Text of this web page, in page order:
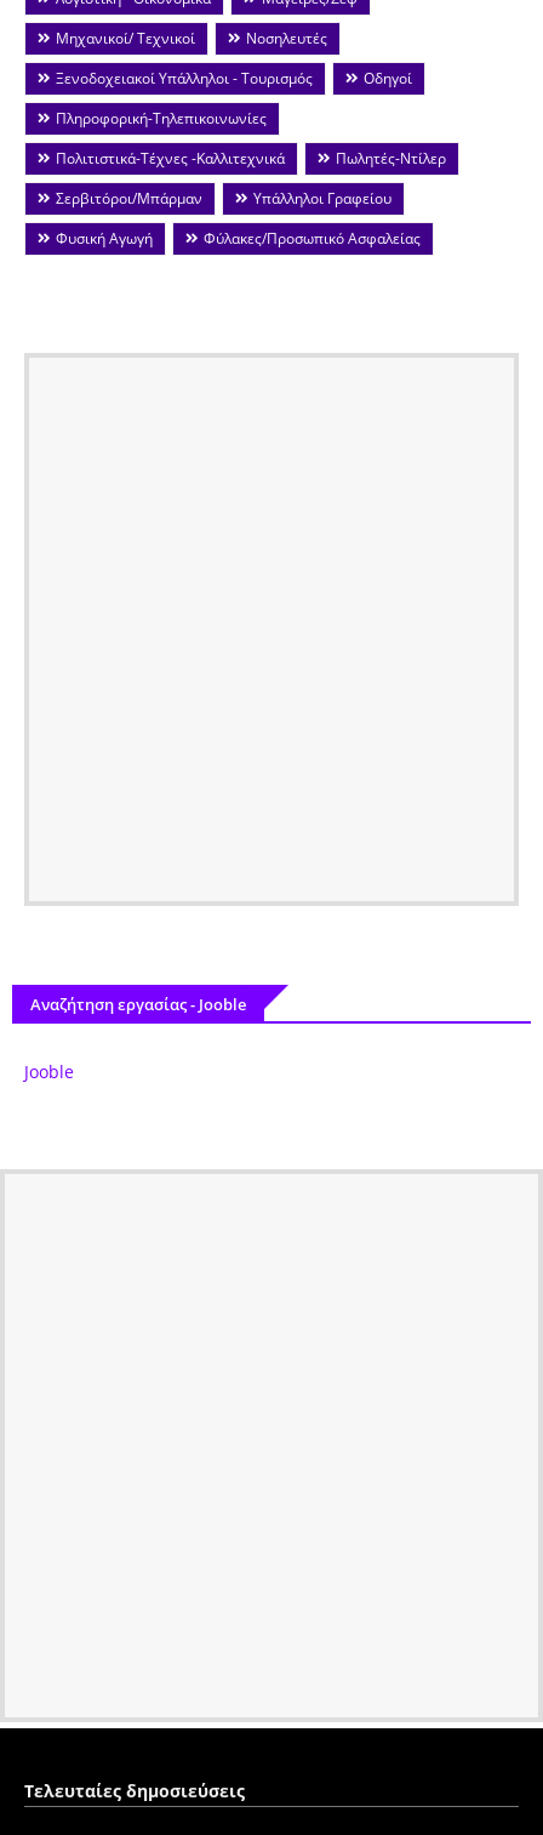
Μηχανικοί/ Τεχνικοί
Νοσηλευτές
Ξενοδοχειακοί Υπάλληλοι - Τουρισμός
Οδηγοί
Πληροφορική-Τηλεπικοινωνίες
Πολιτιστικά-Τέχνες -Καλλιτεχνικά
Πωλητές-Ντίλερ
Σερβιτόροι/Μπάρμαν
Υπάλληλοι Γραφείου
Φυσική Αγωγή
Φύλακες/Προσωπικό Ασφαλείας
Αναζήτηση εργασίας - Jooble
Jooble
Τελευταίες δημοσιεύσεις